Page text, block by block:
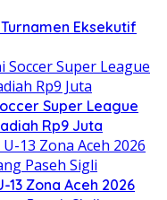
Eksekutif
Super League
Rp9 Juta
Zona Aceh 2026